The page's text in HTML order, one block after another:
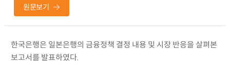
원문보기
한국은행은 일본은행의 금융정책 결정 내용 및 시장 반응을 살펴본
보고서를 발표하였다.